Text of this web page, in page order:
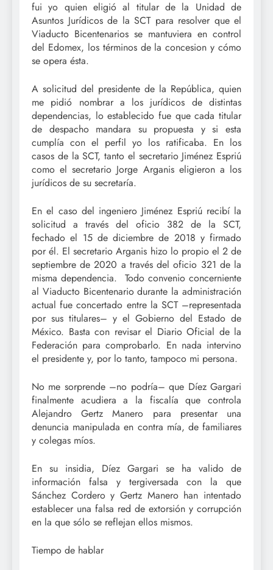
fui yo quien eligió al titular de la Unidad de
Asuntos Jurídicos de la SCT para resolver que el
Viaducto Bicentenarios se mantuviera en control
del Edomex, los términos de la concesion y cómo
se opera ésta.
A solicitud del presidente de la República, quien
me pidió nombrar a los jurídicos de distintas
dependencias, lo establecido fue que cada titular
de despacho mandara su propuesta y si esta
cumplía con el perfil yo los ratificaba. En los
casos de la SCT, tanto el secretario Jiménez Espriú
como el secretario Jorge Arganis eligieron a los
jurídicos de su secretaría.
En el caso del ingeniero Jiménez Espriú recibí la
solicitud a través del oficio 382 de la SCT,
fechado el 15 de diciembre de 2018 y firmado
por él. El secretario Arganis hizo lo propio el 2 de
septiembre de 2020 a través del oficio 321 de la
misma dependencia. Todo convenio concerniente
al Viaducto Bicentenario durante la administración
actual fue concertado entre la SCT –representada
por sus titulares– y el Gobierno del Estado de
México. Basta con revisar el Diario Oficial de la
Federación para comprobarlo. En nada intervino
el presidente y, por lo tanto, tampoco mi persona.
No me sorprende –no podría– que Díez Gargari
finalmente acudiera a la fiscalía que controla
Alejandro Gertz Manero para presentar una
denuncia manipulada en contra mía, de familiares
y colegas míos.
En su insidia, Díez Gargari se ha valido de
información falsa y tergiversada con la que
Sánchez Cordero y Gertz Manero han intentado
establecer una falsa red de extorsión y corrupción
en la que sólo se reflejan ellos mismos.
Tiempo de hablar